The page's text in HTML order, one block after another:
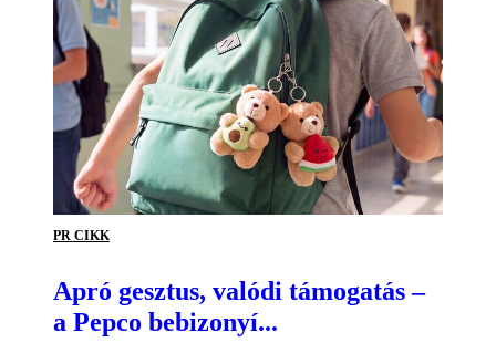
PR CIKK
Apró gesztus, valódi támogatás –
a Pepco bebizonyí...